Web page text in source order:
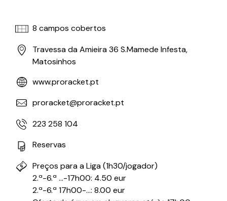
8 campos cobertos
Travessa da Amieira 36 S.Mamede Infesta,
Matosinhos
www.proracket.pt
proracket@proracket.pt
223 258 104
Reservas
Preços para a Liga (1h30/jogador)
2.ª-6.ª ...-17h00: 4.50 eur
2.ª-6.ª 17h00-...: 8.00 eur